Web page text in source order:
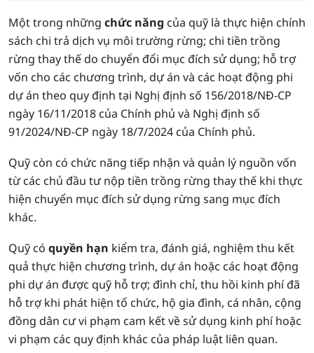
Một trong những chức năng của quỹ là thực hiện chính
sách chi trả dịch vụ môi trường rừng; chi tiền trồng
rừng thay thế do chuyển đổi mục đích sử dụng; hỗ trợ
vốn cho các chương trình, dự án và các hoạt động phi
dự án theo quy định tại Nghị định số 156/2018/NĐ-CP
ngày 16/11/2018 của Chính phủ và Nghị định số
91/2024/NĐ-CP ngày 18/7/2024 của Chính phủ.
Quỹ còn có chức năng tiếp nhận và quản lý nguồn vốn
từ các chủ đầu tư nộp tiền trồng rừng thay thế khi thực
hiện chuyển mục đích sử dụng rừng sang mục đích
khác.
Quỹ có quyền hạn kiểm tra, đánh giá, nghiệm thu kết
quả thực hiện chương trình, dự án hoặc các hoạt động
phi dự án được quỹ hỗ trợ; đình chỉ, thu hồi kinh phí đã
hỗ trợ khi phát hiện tổ chức, hộ gia đình, cá nhân, cộng
đồng dân cư vi phạm cam kết về sử dụng kinh phí hoặc
vi phạm các quy định khác của pháp luật liên quan.